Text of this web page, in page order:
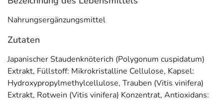
Maximale Verträglichkeit: glutenfrei, laktosefrei,
fruktosefrei.
Adresse des Lebensmittel-Unternehmens
pro medico GmbH
Baseler Str. 46
60329 Frankfurt am Main
Nahrungsergänzungsmittel
Zutaten
Japanischer Staudenknöterich (Polygonum cuspidatum)
Extrakt, Füllstoff: Mikrokristalline Cellulose, Kapsel:
Hydroxypropylmethylcellulose, Trauben (Vitis vinifera)
Extrakt, Rotwein (Vitis vinifera) Konzentrat, Antioxidans: